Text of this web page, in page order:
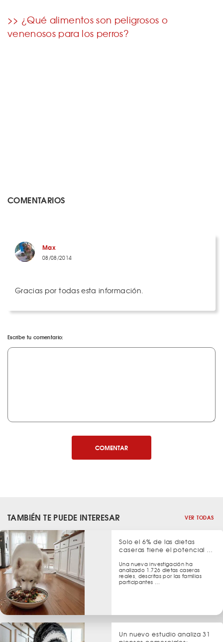
>> ¿Qué alimentos son peligrosos o
venenosos para los perros?
COMENTARIOS
Max
08/08/2014
Gracias por todas esta información.
Escribe tu comentario:
COMENTAR
TAMBIÉN TE PUEDE INTERESAR VER TODAS
Solo el 6% de las dietas
caseras tiene el potencial …
Una nueva investigación ha
analizado 1.726 dietas caseras
reales, descritas por las familias
participantes …
Un nuevo estudio analiza 31